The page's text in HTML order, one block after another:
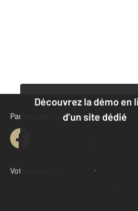
Découvrez la démo en
d’un site dédié
Site dédié pour un
Site dédié pour une maison
Parlons de vous, parlons biens
Votre compte :
Accéder à mon